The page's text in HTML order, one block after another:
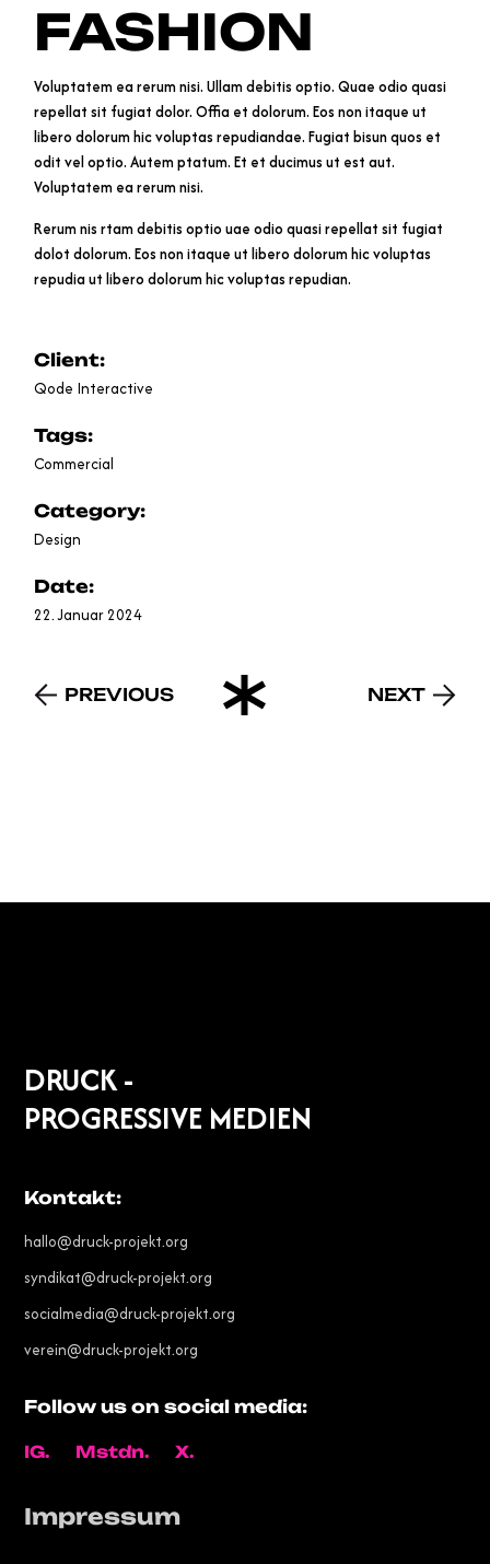
FASHION
Voluptatem ea rerum nisi. Ullam debitis optio. Quae odio quasi
repellat sit fugiat dolor. Offia et dolorum. Eos non itaque ut
libero dolorum hic voluptas repudiandae. Fugiat bisun quos et
odit vel optio. Autem ptatum. Et et ducimus ut est aut.
Voluptatem ea rerum nisi.
Rerum nis rtam debitis optio uae odio quasi repellat sit fugiat
dolot dolorum. Eos non itaque ut libero dolorum hic voluptas
repudia ut libero dolorum hic voluptas repudian.
Client:
Qode Interactive
Tags:
Commercial
Category:
Design
Date:
22. Januar 2024
PREVIOUS NEXT
DRUCK -
PROGRESSIVE MEDIEN
Kontakt:
hallo@druck-projekt.org
syndikat@druck-projekt.org
socialmedia@druck-projekt.org
verein@druck-projekt.org
Follow us on social media:
IG. Mstdn. X.
Impressum